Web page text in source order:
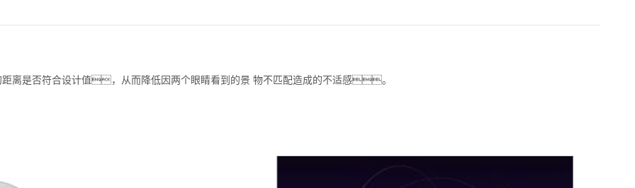
距离是否符合设计值，从而降低因两个眼睛看到的景 物不匹配造成的不适感。